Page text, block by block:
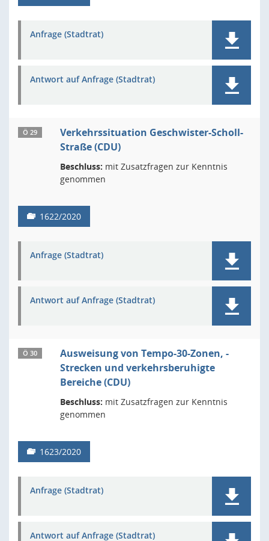
Anfrage (Stadtrat)
Antwort auf Anfrage (Stadtrat)
Ö 29
Verkehrssituation Geschwister-Scholl-
Straße (CDU)
Beschluss: mit Zusatzfragen zur Kenntnis
genommen
1622/2020
Anfrage (Stadtrat)
Antwort auf Anfrage (Stadtrat)
Ö 30
Ausweisung von Tempo-30-Zonen, -
Strecken und verkehrsberuhigte
Bereiche (CDU)
Beschluss: mit Zusatzfragen zur Kenntnis
genommen
1623/2020
Anfrage (Stadtrat)
Antwort auf Anfrage (Stadtrat)